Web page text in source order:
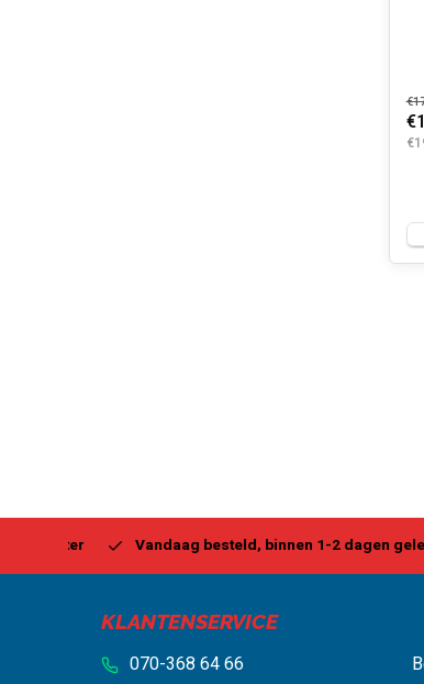
Vandaag besteld, binnen 1-2 dagen
KLANTENSERVICE
070-368 64 66